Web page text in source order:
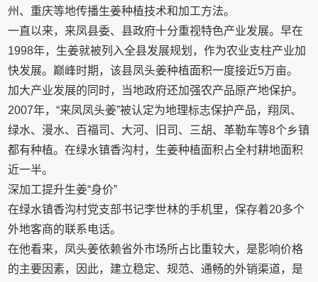
州、重庆等地传播生姜种植技术和加工方法。
一直以来，来凤县委、县政府十分重视特色产业发展。早在
1998年，生姜就被列入全县发展规划，作为农业支柱产业加
快发展。巅峰时期，该县凤头姜种植面积一度接近5万亩。
加大产业发展的同时，当地政府还加强农产品原产地保护。
2007年，“来凤凤头姜”被认定为地理标志保护产品，翔凤、
绿水、漫水、百福司、大河、旧司、三胡、革勒车等8个乡镇
都有种植。在绿水镇香沟村，生姜种植面积占全村耕地面积
近一半。
深加工提升生姜“身价”
在绿水镇香沟村党支部书记李世林的手机里，保存着20多个
外地客商的联系电话。
在他看来，凤头姜依赖省外市场所占比重较大，是影响价格
的主要因素，因此，建立稳定、规范、通畅的外销渠道，是